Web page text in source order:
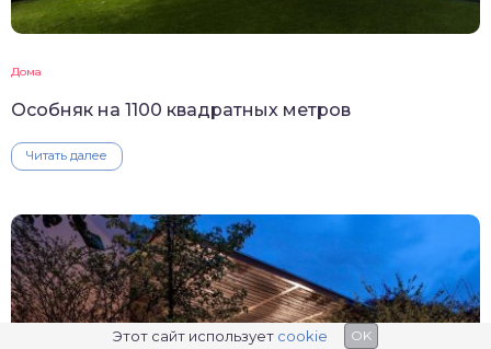
Дома
Особняк на 1100 квадратных метров
Читать далее
Этот сайт использует cookie OK